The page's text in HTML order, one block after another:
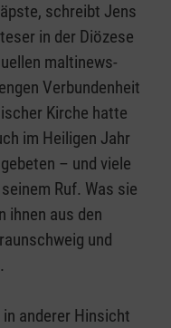
schreibt Jens
in der Diözese
maltinews-
Verbundenheit
Kirche hatte
im Heiligen Jahr
– und viele
Ruf. Was sie
ihnen aus den
und
anderer Hinsicht